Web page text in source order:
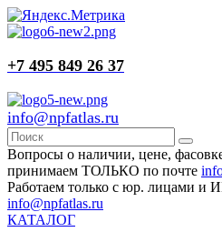
+7 495 849 26 37
info@npfatlas.ru
Вопросы о наличии, цене,
принимаем ТОЛЬКО по почте
Работаем только с юр. лицами и
info@npfatlas.ru
КАТАЛОГ